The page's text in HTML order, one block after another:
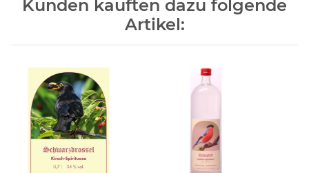
Kunden kauften dazu folgende
Artikel: